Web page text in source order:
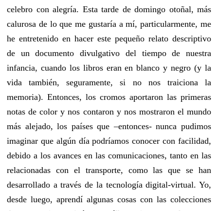
celebro con alegría. Esta tarde de domingo otoñal, más
calurosa de lo que me gustaría a mí, particularmente, me
he entretenido en hacer este pequeño relato descriptivo
de un documento divulgativo del tiempo de nuestra
infancia, cuando los libros eran en blanco y negro (y la
vida también, seguramente, si no nos traiciona la
memoria). Entonces, los cromos aportaron las primeras
notas de color y nos contaron y nos mostraron el mundo
más alejado, los países que –entonces- nunca pudimos
imaginar que algún día podríamos conocer con facilidad,
debido a los avances en las comunicaciones, tanto en las
relacionadas con el transporte, como las que se han
desarrollado a través de la tecnología digital-virtual. Yo,
desde luego, aprendí algunas cosas con las colecciones